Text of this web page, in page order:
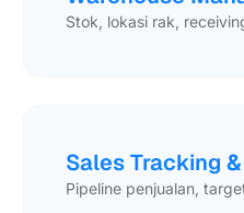
Stok, lokasi rak,
Sales Tracking
Pipeline penjualan,